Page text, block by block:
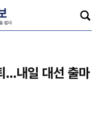
...내일 대선 출마